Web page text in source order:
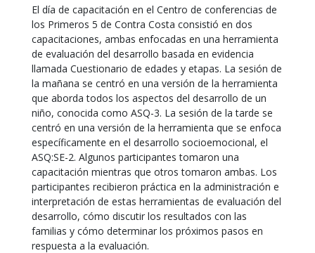
El día de capacitación en el Centro de conferencias de
los Primeros 5 de Contra Costa consistió en dos
capacitaciones, ambas enfocadas en una herramienta
de evaluación del desarrollo basada en evidencia
llamada Cuestionario de edades y etapas. La sesión de
la mañana se centró en una versión de la herramienta
que aborda todos los aspectos del desarrollo de un
niño, conocida como ASQ-3. La sesión de la tarde se
centró en una versión de la herramienta que se enfoca
específicamente en el desarrollo socioemocional, el
ASQ:SE-2. Algunos participantes tomaron una
capacitación mientras que otros tomaron ambas. Los
participantes recibieron práctica en la administración e
interpretación de estas herramientas de evaluación del
desarrollo, cómo discutir los resultados con las
familias y cómo determinar los próximos pasos en
respuesta a la evaluación.